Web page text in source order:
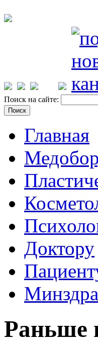
Поиск на сайте:
Главная
Доктору
Раньше